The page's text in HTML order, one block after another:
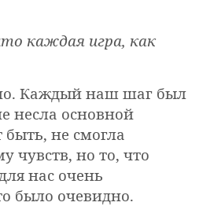
каждая игра, как
Каждый наш шаг был
несла основной
не смогла
чувств, но то, что
нас очень
было очевидно.